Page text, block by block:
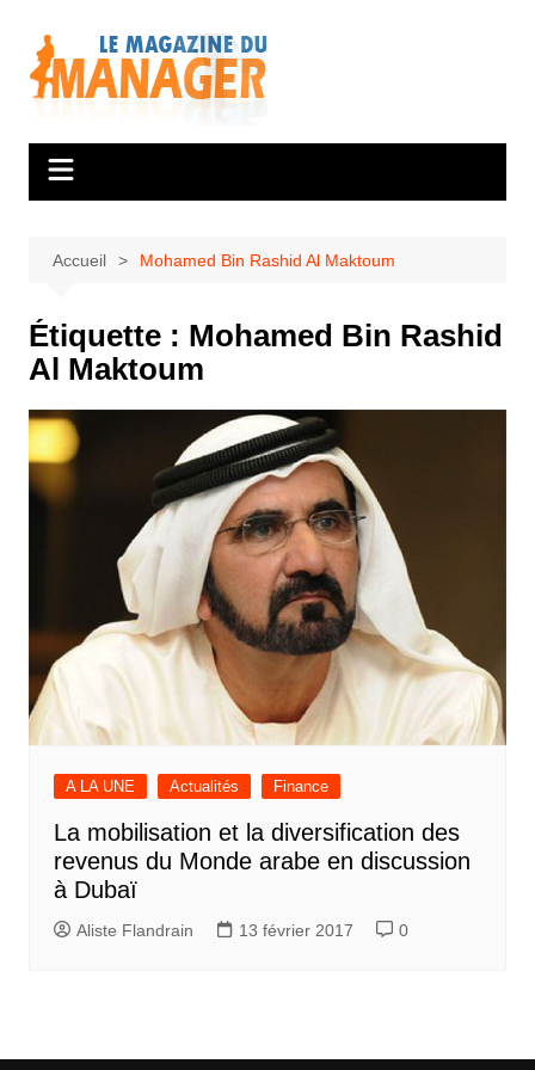
contenu
Accueil Mohamed Bin Rashid Al Maktoum
Étiquette : Mohamed Bin Rashid
Al Maktoum
A LA UNE Actualités Finance
La mobilisation et la diversification des
revenus du Monde arabe en discussion
à Dubaï
Aliste Flandrain 13 février 2017 0